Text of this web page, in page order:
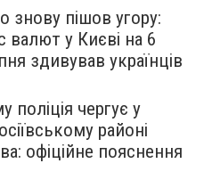
знову пішов угору:
валют у Києві на 6
здивував українців
поліція чергує у
районі
офіційне пояснення